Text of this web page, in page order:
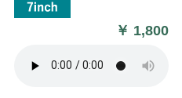
￥ 1,800